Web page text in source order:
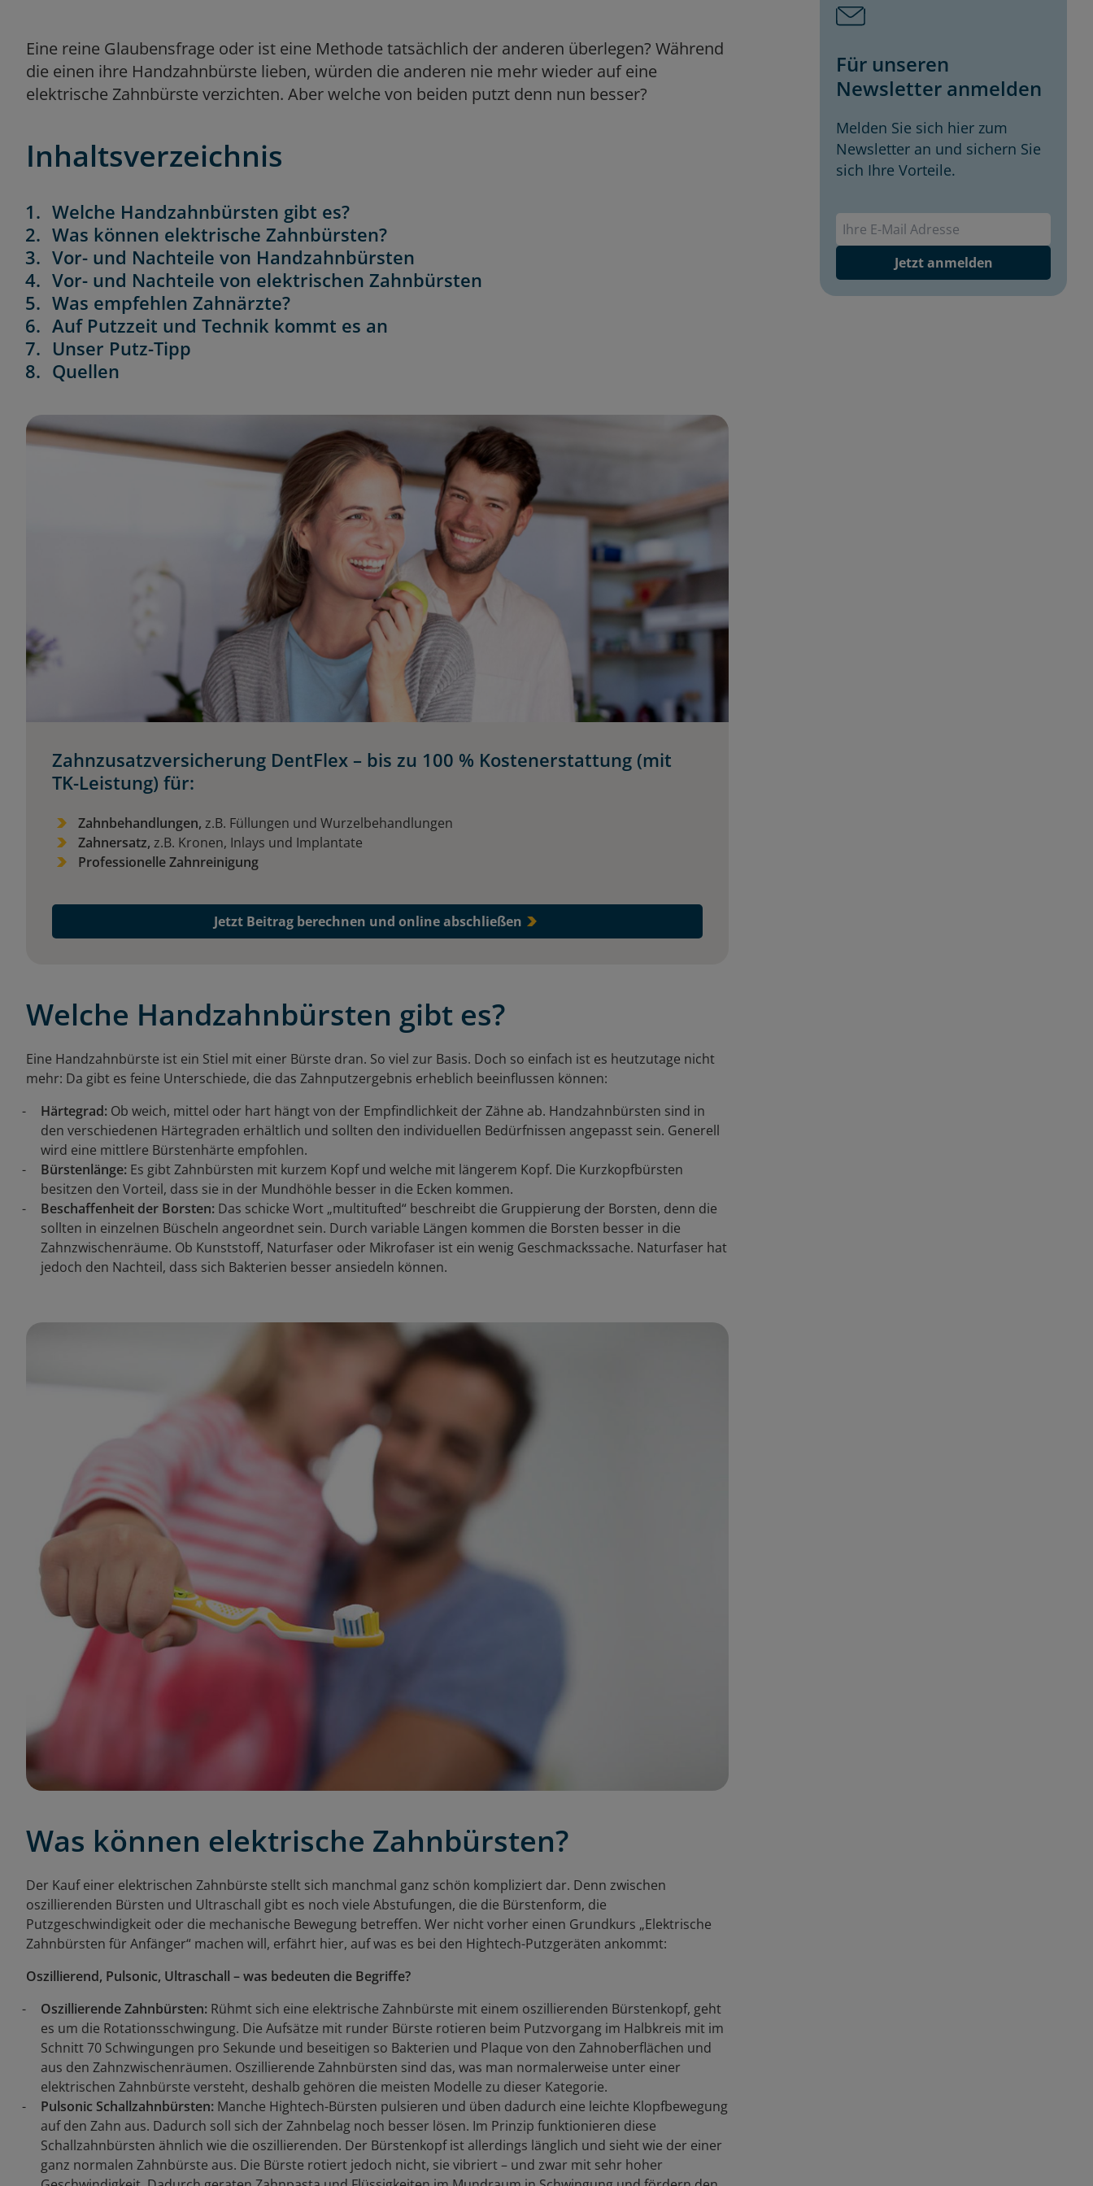
Eine reine Glaubensfrage oder ist eine Methode tatsächlich der anderen überlegen? Während
die einen ihre Handzahnbürste lieben, würden die anderen nie mehr wieder auf eine
elektrische Zahnbürste verzichten. Aber welche von beiden putzt denn nun besser?
Inhaltsverzeichnis
Welche Handzahnbürsten gibt es?
Was können elektrische Zahnbürsten?
Vor- und Nachteile von Handzahnbürsten
Vor- und Nachteile von elektrischen Zahnbürsten
Was empfehlen Zahnärzte?
Auf Putzzeit und Technik kommt es an
Unser Putz-Tipp
Quellen
Zahnzusatzversicherung DentFlex – bis zu 100 % Kostenerstattung (mit
TK-Leistung) für:
Zahnbehandlungen, z.B. Füllungen und Wurzelbehandlungen
Zahnersatz, z.B. Kronen, Inlays und Implantate
Professionelle Zahnreinigung
Jetzt Beitrag berechnen und online abschließen
Welche Handzahnbürsten gibt es?
Eine Handzahnbürste ist ein Stiel mit einer Bürste dran. So viel zur Basis. Doch so einfach ist es heutzutage nicht
mehr: Da gibt es feine Unterschiede, die das Zahnputzergebnis erheblich beeinflussen können:
Härtegrad: Ob weich, mittel oder hart hängt von der Empfindlichkeit der Zähne ab. Handzahnbürsten sind in
den verschiedenen Härtegraden erhältlich und sollten den individuellen Bedürfnissen angepasst sein. Generell
wird eine mittlere Bürstenhärte empfohlen.
Bürstenlänge: Es gibt Zahnbürsten mit kurzem Kopf und welche mit längerem Kopf. Die Kurzkopfbürsten
besitzen den Vorteil, dass sie in der Mundhöhle besser in die Ecken kommen.
Beschaffenheit der Borsten: Das schicke Wort „multitufted“ beschreibt die Gruppierung der Borsten, denn die
sollten in einzelnen Büscheln angeordnet sein. Durch variable Längen kommen die Borsten besser in die
Zahnzwischenräume. Ob Kunststoff, Naturfaser oder Mikrofaser ist ein wenig Geschmackssache. Naturfaser hat
jedoch den Nachteil, dass sich Bakterien besser ansiedeln können.
Was können elektrische Zahnbürsten?
Der Kauf einer elektrischen Zahnbürste stellt sich manchmal ganz schön kompliziert dar. Denn zwischen
oszillierenden Bürsten und Ultraschall gibt es noch viele Abstufungen, die die Bürstenform, die
Putzgeschwindigkeit oder die mechanische Bewegung betreffen. Wer nicht vorher einen Grundkurs „Elektrische
Zahnbürsten für Anfänger“ machen will, erfährt hier, auf was es bei den Hightech-Putzgeräten ankommt:
Oszillierend, Pulsonic, Ultraschall – was bedeuten die Begriffe?
Oszillierende Zahnbürsten: Rühmt sich eine elektrische Zahnbürste mit einem oszillierenden Bürstenkopf, geht
es um die Rotationsschwingung. Die Aufsätze mit runder Bürste rotieren beim Putzvorgang im Halbkreis mit im
Schnitt 70 Schwingungen pro Sekunde und beseitigen so Bakterien und Plaque von den Zahnoberflächen und
aus den Zahnzwischenräumen. Oszillierende Zahnbürsten sind das, was man normalerweise unter einer
elektrischen Zahnbürste versteht, deshalb gehören die meisten Modelle zu dieser Kategorie.
Pulsonic Schallzahnbürsten: Manche Hightech-Bürsten pulsieren und üben dadurch eine leichte Klopfbewegung
auf den Zahn aus. Dadurch soll sich der Zahnbelag noch besser lösen. Im Prinzip funktionieren diese
Schallzahnbürsten ähnlich wie die oszillierenden. Der Bürstenkopf ist allerdings länglich und sieht wie der einer
ganz normalen Zahnbürste aus. Die Bürste rotiert jedoch nicht, sie vibriert – und zwar mit sehr hoher
Für unseren
Newsletter anmelden
Melden Sie sich hier zum
Newsletter an und sichern Sie
sich Ihre Vorteile.
Jetzt anmelden